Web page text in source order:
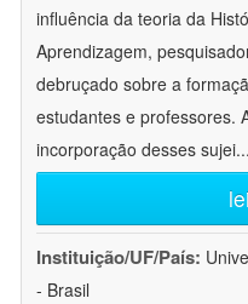
influência da teoria da
Aprendizagem,
debruçado sobre a
estudantes e professores.
incorporação desses sujei...
Instituição/UF/País:
- Brasil